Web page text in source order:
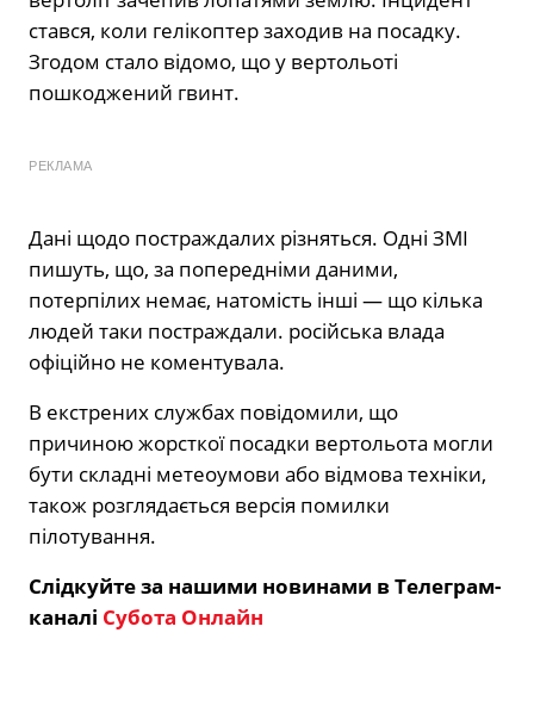
стався, коли гелікоптер заходив на посадку.
Згодом стало відомо, що у вертольоті
пошкоджений гвинт.
РЕКЛАМА
Дані щодо постраждалих різняться. Одні ЗМІ
пишуть, що, за попередніми даними,
потерпілих немає, натомість інші — що кілька
людей таки постраждали. російська влада
офіційно не коментувала.
В екстрених службах повідомили, що
причиною жорсткої посадки вертольота могли
бути складні метеоумови або відмова техніки,
також розглядається версія помилки
пілотування.
Слідкуйте за нашими новинами в Телеграм-
каналі Субота Онлайн